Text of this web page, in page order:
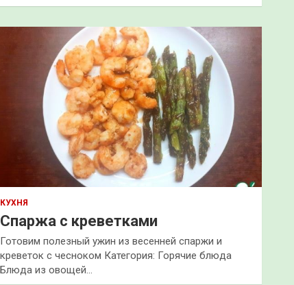
КУХНЯ
Спаржа с креветками
Готовим полезный ужин из весенней спаржи и
креветок с чесноком Категория: Горячие блюда
Блюда из овощей…